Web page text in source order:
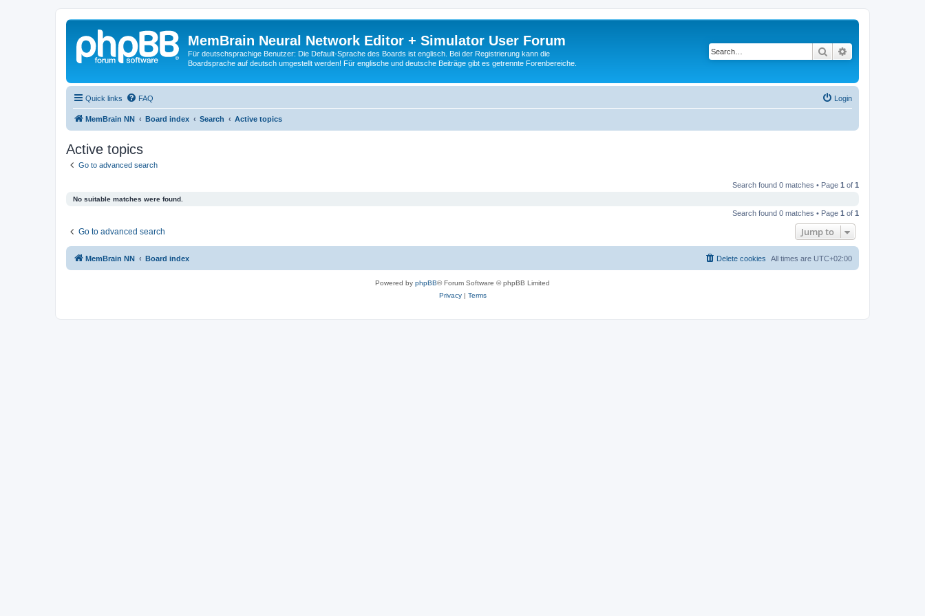
MemBrain Neural Network Editor + Simulator User Forum
Für deutschsprachige Benutzer: Die Default-Sprache des Boards ist englisch. Bei der Registrierung kann die
Boardsprache auf deutsch umgestellt werden! Für englische und deutsche Beiträge gibt es getrennte Forenbereiche.
Search
Quick links FAQ Login
MemBrain NN Board index Search Active topics
Active topics
Go to advanced search
Search found 0 matches • Page 1 of 1
No suitable matches were found.
Search found 0 matches • Page 1 of 1
Go to advanced search Jump to
MemBrain NN Board index All times are UTC+02:00
Delete cookies
Powered by phpBB® Forum Software © phpBB Limited
Privacy| Terms